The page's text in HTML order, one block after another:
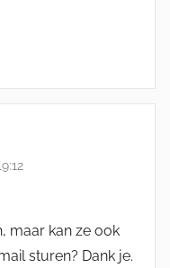
maar kan ze ook
sturen? Dank je.